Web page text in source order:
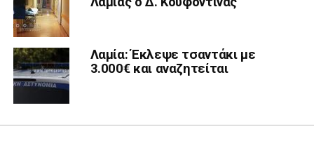
Λαμία: Έκλεψε τσαντάκι με
3.000€ και αναζητείται